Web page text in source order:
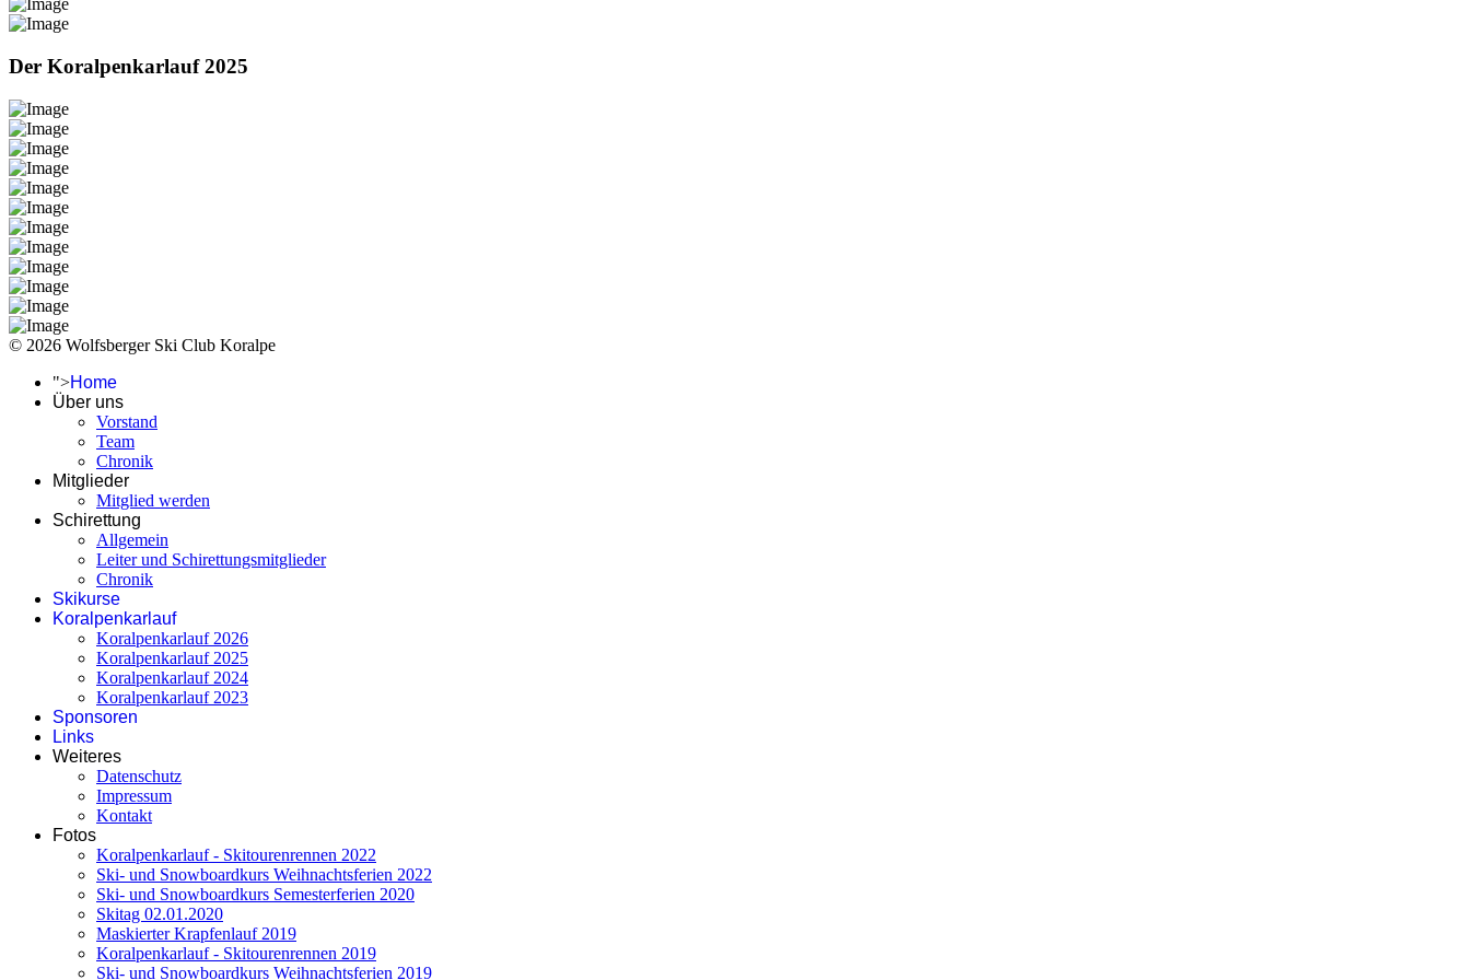
Der Koralpenkarlauf 2025
© 2026 Wolfsberger Ski Club Koralpe
">Home
Über uns
Vorstand
Team
Chronik
Mitglieder
Mitglied werden
Schirettung
Allgemein
Leiter und Schirettungsmitglieder
Chronik
Skikurse
Koralpenkarlauf
Koralpenkarlauf 2026
Koralpenkarlauf 2025
Koralpenkarlauf 2024
Koralpenkarlauf 2023
Sponsoren
Links
Weiteres
Datenschutz
Impressum
Kontakt
Fotos
Koralpenkarlauf - Skitourenrennen 2022
Ski- und Snowboardkurs Weihnachtsferien 2022
Ski- und Snowboardkurs Semesterferien 2020
Skitag 02.01.2020
Maskierter Krapfenlauf 2019
Koralpenkarlauf - Skitourenrennen 2019
Ski- und Snowboardkurs Weihnachtsferien 2019